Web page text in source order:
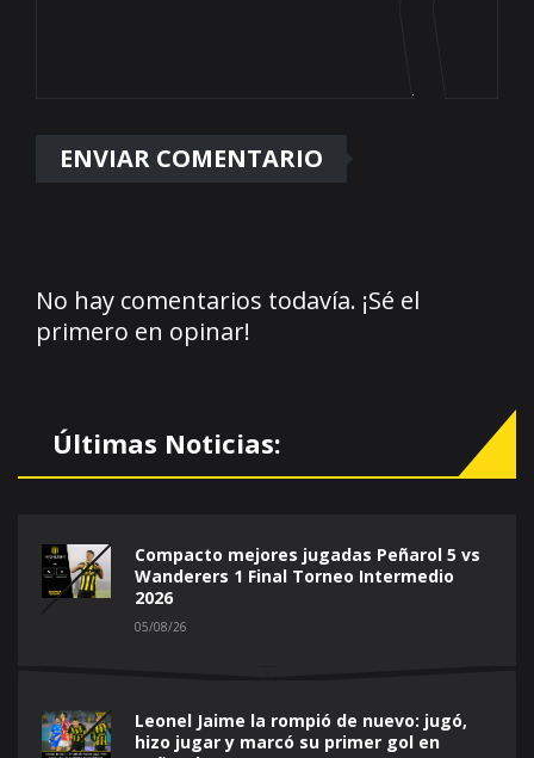
No hay comentarios todavía. ¡Sé el
primero en opinar!
Últimas Noticias:
Compacto mejores jugadas Peñarol 5 vs
Wanderers 1 Final Torneo Intermedio
2026
05/08/26
Leonel Jaime la rompió de nuevo: jugó,
hizo jugar y marcó su primer gol en